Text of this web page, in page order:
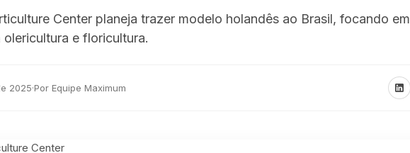
Center planeja trazer modelo holandês ao Brasil, focando em
olericultura e floricultura.
2025·Por Equipe Maximum